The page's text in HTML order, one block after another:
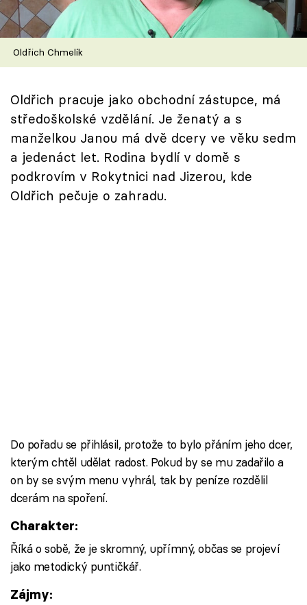
TV Program
Škola vaření
Speciál: Cuketa
Těhotnej kuchař
Sledujte prima+
Oldřich Chmelík
Oldřich pracuje jako obchodní zástupce, má
středoškolské vzdělání. Je ženatý a s
manželkou Janou má dvě dcery ve věku sedm
a jedenáct let. Rodina bydlí v domě s
podkrovím v Rokytnici nad Jizerou, kde
Oldřich pečuje o zahradu.
Do pořadu se přihlásil, protože to bylo přáním jeho dcer,
kterým chtěl udělat radost. Pokud by se mu zadařilo a
on by se svým menu vyhrál, tak by peníze rozdělil
dcerám na spoření.
Charakter:
Říká o sobě, že je skromný, upřímný, občas se projeví
jako metodický puntičkář.
Zájmy: